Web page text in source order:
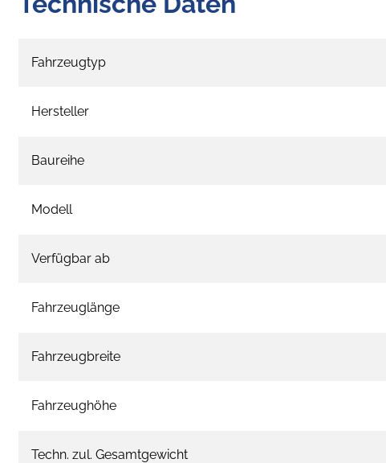
Fahrzeugtyp
Hersteller
Baureihe
Modell
Verfügbar ab
Fahrzeuglänge
Fahrzeugbreite
Fahrzeughöhe
Techn. zul. Gesamtgewicht